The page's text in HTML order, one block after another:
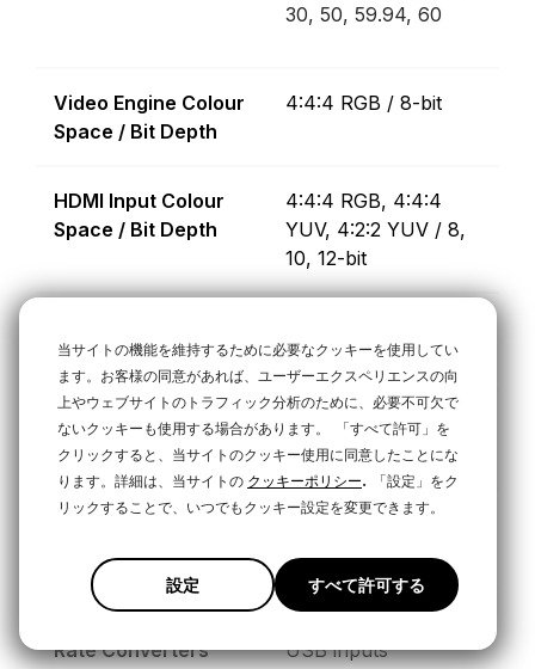
当サイトの機能を維持するために必要なクッキーを使用してい
ます。お客様の同意があれば、ユーザーエクスペリエンスの向
上やウェブサイトのトラフィック分析のために、必要不可欠で
ないクッキーも使用する場合があります。
「すべて許可」を
クリックすると、当サイトのクッキー使用に同意したことにな
ります。詳細は、当サイトの クッキーポリシー.
「設定」をク
リックすることで、いつでもクッキー設定を変更できます。
設定 すべて許可する
30, 50, 59.94, 60
Video Engine Colour
Space / Bit Depth
4:4:4 RGB / 8-bit
HDMI Input Colour
Space / Bit Depth
4:4:4 RGB, 4:4:4
YUV, 4:2:2 YUV / 8,
10, 12-bit
Space
(NV12)
HDMI Output Colour
Space / Bit Depth
4:4:4 RGB, 4:4:4
YUV / 8-bit
USB Output Colour
4:2:2 YUV / 8-bit
Rate Converters
USB inputs